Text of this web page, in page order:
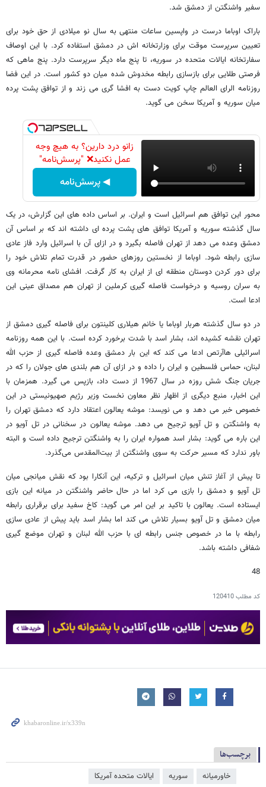
سفیر واشنگتن از دمشق شد.
باراک اوباما درست در واپسین ساعات منتهی به سال نو میلادی از حق خود برای
تعیین سرپرست موقت برای وزارتخانه اش در دمشق استفاده کرد. با این اوصاف
سفارتخانه ایالات متحده در سوریه، تا پنج ماه دیگر سرپرست دارد. پنج ماهی که
فرصتی طلایی برای بازسازی رابطه مخدوش شده میان دو کشور است. در این فضا
روزنامه الرای العالم چاپ کویت دست به افشا گری می زند و از توافق پشت پرده
میان سوریه و آمریکا سخن می گوید.
زانو درد دارین؟ به هیچ وجه
عمل نکنید❌ "پرسش‌نامه"
◀ پرسش‌نامه
محور این توافق هم اسرائیل است و ایران. بر اساس داده های این گزارش، در یک
سال گذشته سوریه و آمریکا توافق های پشت پرده ای داشته اند که بر اساس آن
دمشق وعده می دهد از تهران فاصله بگیرد و در ازای آن با اسرائیل وارد فاز عادی
سازی رابطه شود. اوباما از نخستین روزهای حضور در قدرت تمام تلاش خود را
برای دور کردن دوستان منطقه ای از ایران به کار گرفت. افشای نامه محرمانه وی
به سران روسیه و درخواست فاصله گیری کرملین از تهران هم مصداق عینی این
ادعا است.
در دو سال گذشته هربار اوباما یا خانم هیلاری کلینتون برای فاصله گیری دمشق از
تهران نقشه کشیده اند، بشار اسد با شدت برخورد کرده است. با این همه روزنامه
اسرائیلی هاآرتص ادعا می کند که این بار دمشق وعده فاصله گیری از حزب الله
لبنان، حماس فلسطین و ایران را داده و در ازای آن هم بلندی های جولان را که در
جریان جنگ شش روزه در سال 1967 از دست داد، بازپس می گیرد. همزمان با
این اخبار، منبع دیگری از اظهار نظر معاون نخست وزیر رژیم صهیونیستی در این
خصوص خبر می دهد و می نویسد: موشه یعالون اعتقاد دارد که دمشق تهران را
به واشنگتن و تل آویو ترجیح می دهد. موشه یعالون در سخنانی در تل آویو در
این باره می گوید: بشار اسد همواره ایران را به واشنگتن ترجیح داده است و البته
باور ندارد که مسیر حرکت به سوی واشنگتن از بیت‌المقدس می‌گذرد.
تا پیش از آغاز تنش میان اسرائیل و ترکیه، این آنکارا بود که نقش میانجی میان
تل آویو و دمشق را بازی می کرد اما در حال حاضر واشنگتن در میانه این بازی
ایستاده است. یعالون با تاکید بر این امر می گوید: کاخ سفید برای برقراری رابطه
میان دمشق و تل آویو بسیار تلاش می کند اما بشار اسد باید پیش از عادی سازی
رابطه با ما در خصوص جنس رابطه ای با حزب الله لبنان و تهران موضع گیری
شفافی داشته باشد.
48
کد مطلب120410
برچسب‌ها
خاورمیانه سوریه ایالات متحده آمریکا